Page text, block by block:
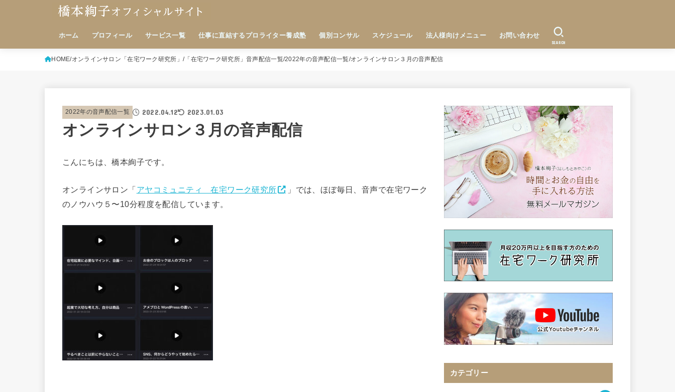
ホーム プロフィール サービス一覧 仕事に直結するプロライター養成塾 個別コンサル スケジュール 法人様向けメニュー お問い合わせ
SEARCH
HOME オンラインサロン「在宅ワーク研究所」 「在宅ワーク研究所」音声配信一覧 2022年の音声配信一覧 オンラインサロン３月の音声配信
2022年の音声配信一覧 2022.04.12 2023.01.03
オンラインサロン３月の音声配信
こんにちは、橋本絢子です。
オンラインサロン「 アヤコミュニティ 在宅ワーク研究所
」では、ほぼ毎日、音声で在宅ワーク
のノウハウ５〜10分程度を配信しています。
カテゴリー